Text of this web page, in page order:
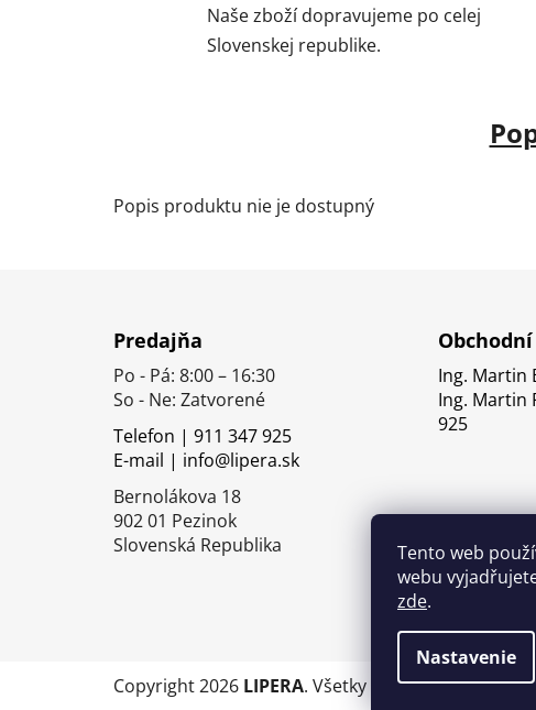
Tento web
webu
zde.
Nastavenie
Naše zboží dopravujeme po celej
Slovenskej republike.
Popis produktu nie je dostupný
Predajňa
Po - Pá: 8:00 – 16:30
So - Ne: Zatvorené
Telefon | 911 347 925
E-mail | info@lipera.sk
Bernolákova 18
902 01 Pezinok
Slovenská Republika
Ing. Martin
Ing. Martin
925
Copyright 2026 LIPERA. Všetky práva vyhradené.